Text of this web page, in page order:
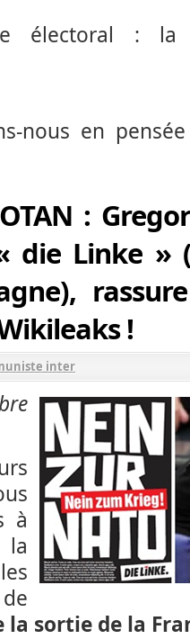
électoral : la
nous en
:
die Linke »
!
inter
à
sortie de la